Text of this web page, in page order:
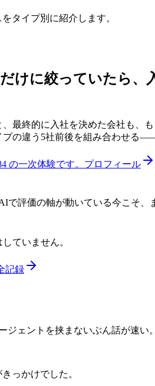
タイプ別に紹介します。
けに絞っていたら、
最終的に入社を決めた会社も、
の違う5社前後を組み合わせる
の一次体験です。 プロフィール
評価の軸が動いている今こそ、
ていません。
記録
ェントを挟まないぶん話が速い。
っかけでした。